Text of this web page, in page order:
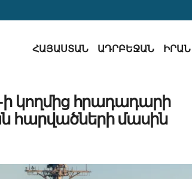
ՀԱՅԱՍՏԱՆ ԱԴՐԲԵՋԱՆ ԻՐԱՆ
կողմից հրադադարի
մասին